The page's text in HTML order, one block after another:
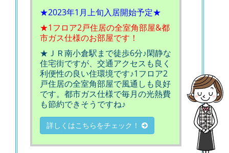
★2023年1月上旬入居開始予定★
★1フロア2戸住居の全室角部屋&都
市ガス仕様のお部屋です！
★ＪＲ南小倉駅まで徒歩6分♪閑静な
住宅街ですが、交通アクセスも良く
利便性の良い住環境です♪1フロア2
戸住居の全室角部屋で風通しも良好
です。都市ガス仕様で毎月の光熱費
も節約できそうですね♪
詳しくはこちらをチェック！